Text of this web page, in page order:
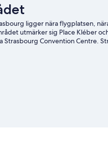
ligger nära flygplatsen,
utmärker sig Place Kléber
Strasbourg Convention Centre.
att besöka.